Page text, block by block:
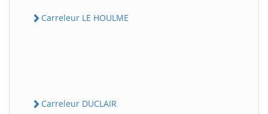
Carreleur LE HOULME
Carreleur DUCLAIR